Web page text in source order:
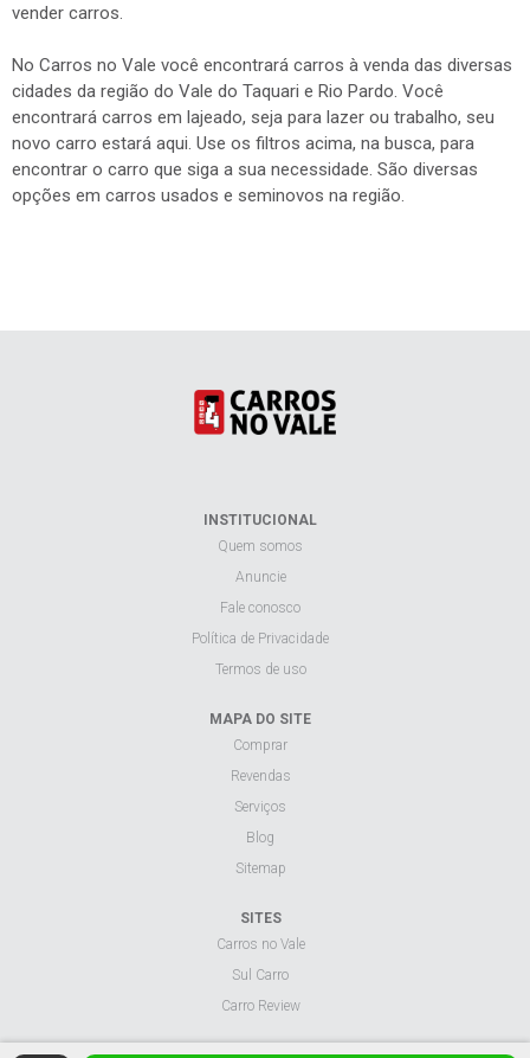
vender carros.
No Carros no Vale você encontrará carros à venda das diversas
cidades da região do Vale do Taquari e Rio Pardo. Você
encontrará carros em lajeado, seja para lazer ou trabalho, seu
novo carro estará aqui. Use os filtros acima, na busca, para
encontrar o carro que siga a sua necessidade. São diversas
opções em carros usados e seminovos na região.
INSTITUCIONAL
Quem somos
Anuncie
Fale conosco
Política de Privacidade
Termos de uso
MAPA DO SITE
Comprar
Revendas
Serviços
Blog
Sitemap
SITES
Carros no Vale
Sul Carro
Carro Review